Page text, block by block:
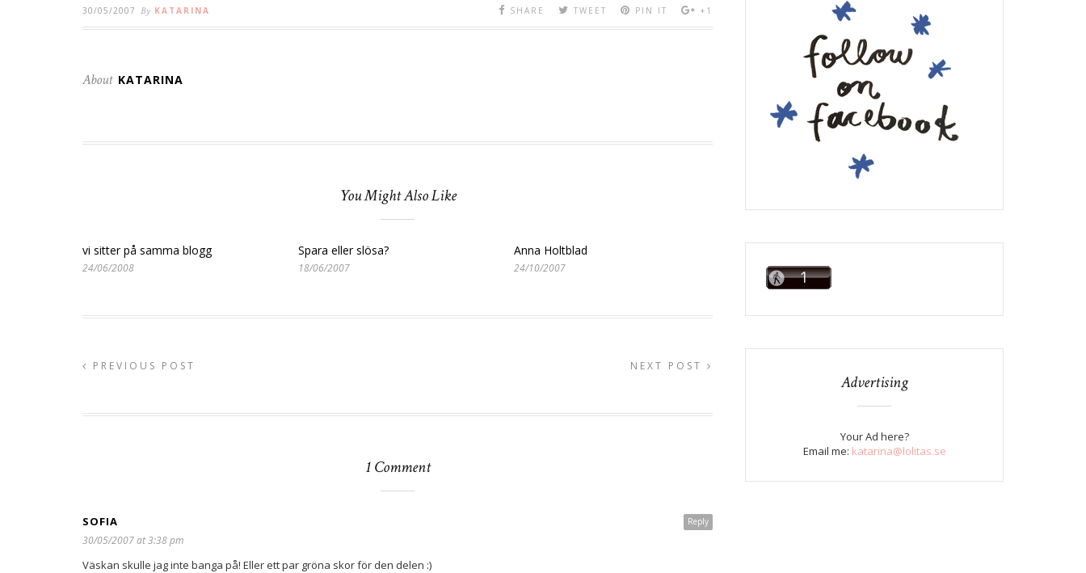
30/05/2007 By KATARINA SHARE TWEET PIN IT +1
About KATARINA
You Might Also Like
vi sitter på samma blogg
24/06/2008
Spara eller slösa?
18/06/2007
Anna Holtblad
24/10/2007
PREVIOUS POST NEXT POST
1 Comment
Reply
SOFIA
30/05/2007 at 3:38 pm
Väskan skulle jag inte banga på! Eller ett par gröna skor för den delen :)
Advertising
Your Ad here?
Email me: katarina@lolitas.se